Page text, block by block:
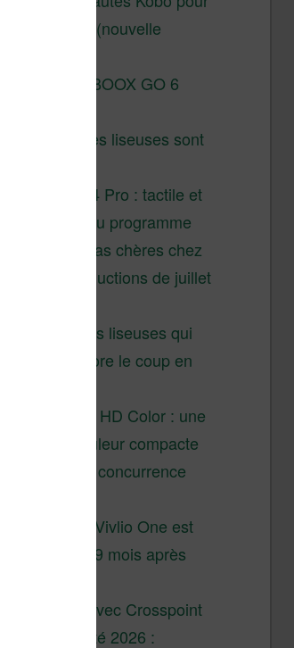
la fin 2026 (nouvelle
Test de la BOOX GO 6
Pourquoi les liseuses sont
XTEINK X4 Pro : tactile et
éclairage au programme
Liseuses pas chères chez
Vivlio – réductions de juillet
3 anciennes liseuses qui
valent encore le coup en
Vivlio Light HD Color : une
liseuse couleur compacte
défiant toute concurrence
La liseuse Vivlio One est
un succès 9 mois après
X4 : test avec Crosspoint
Soldes d’été 2026 :